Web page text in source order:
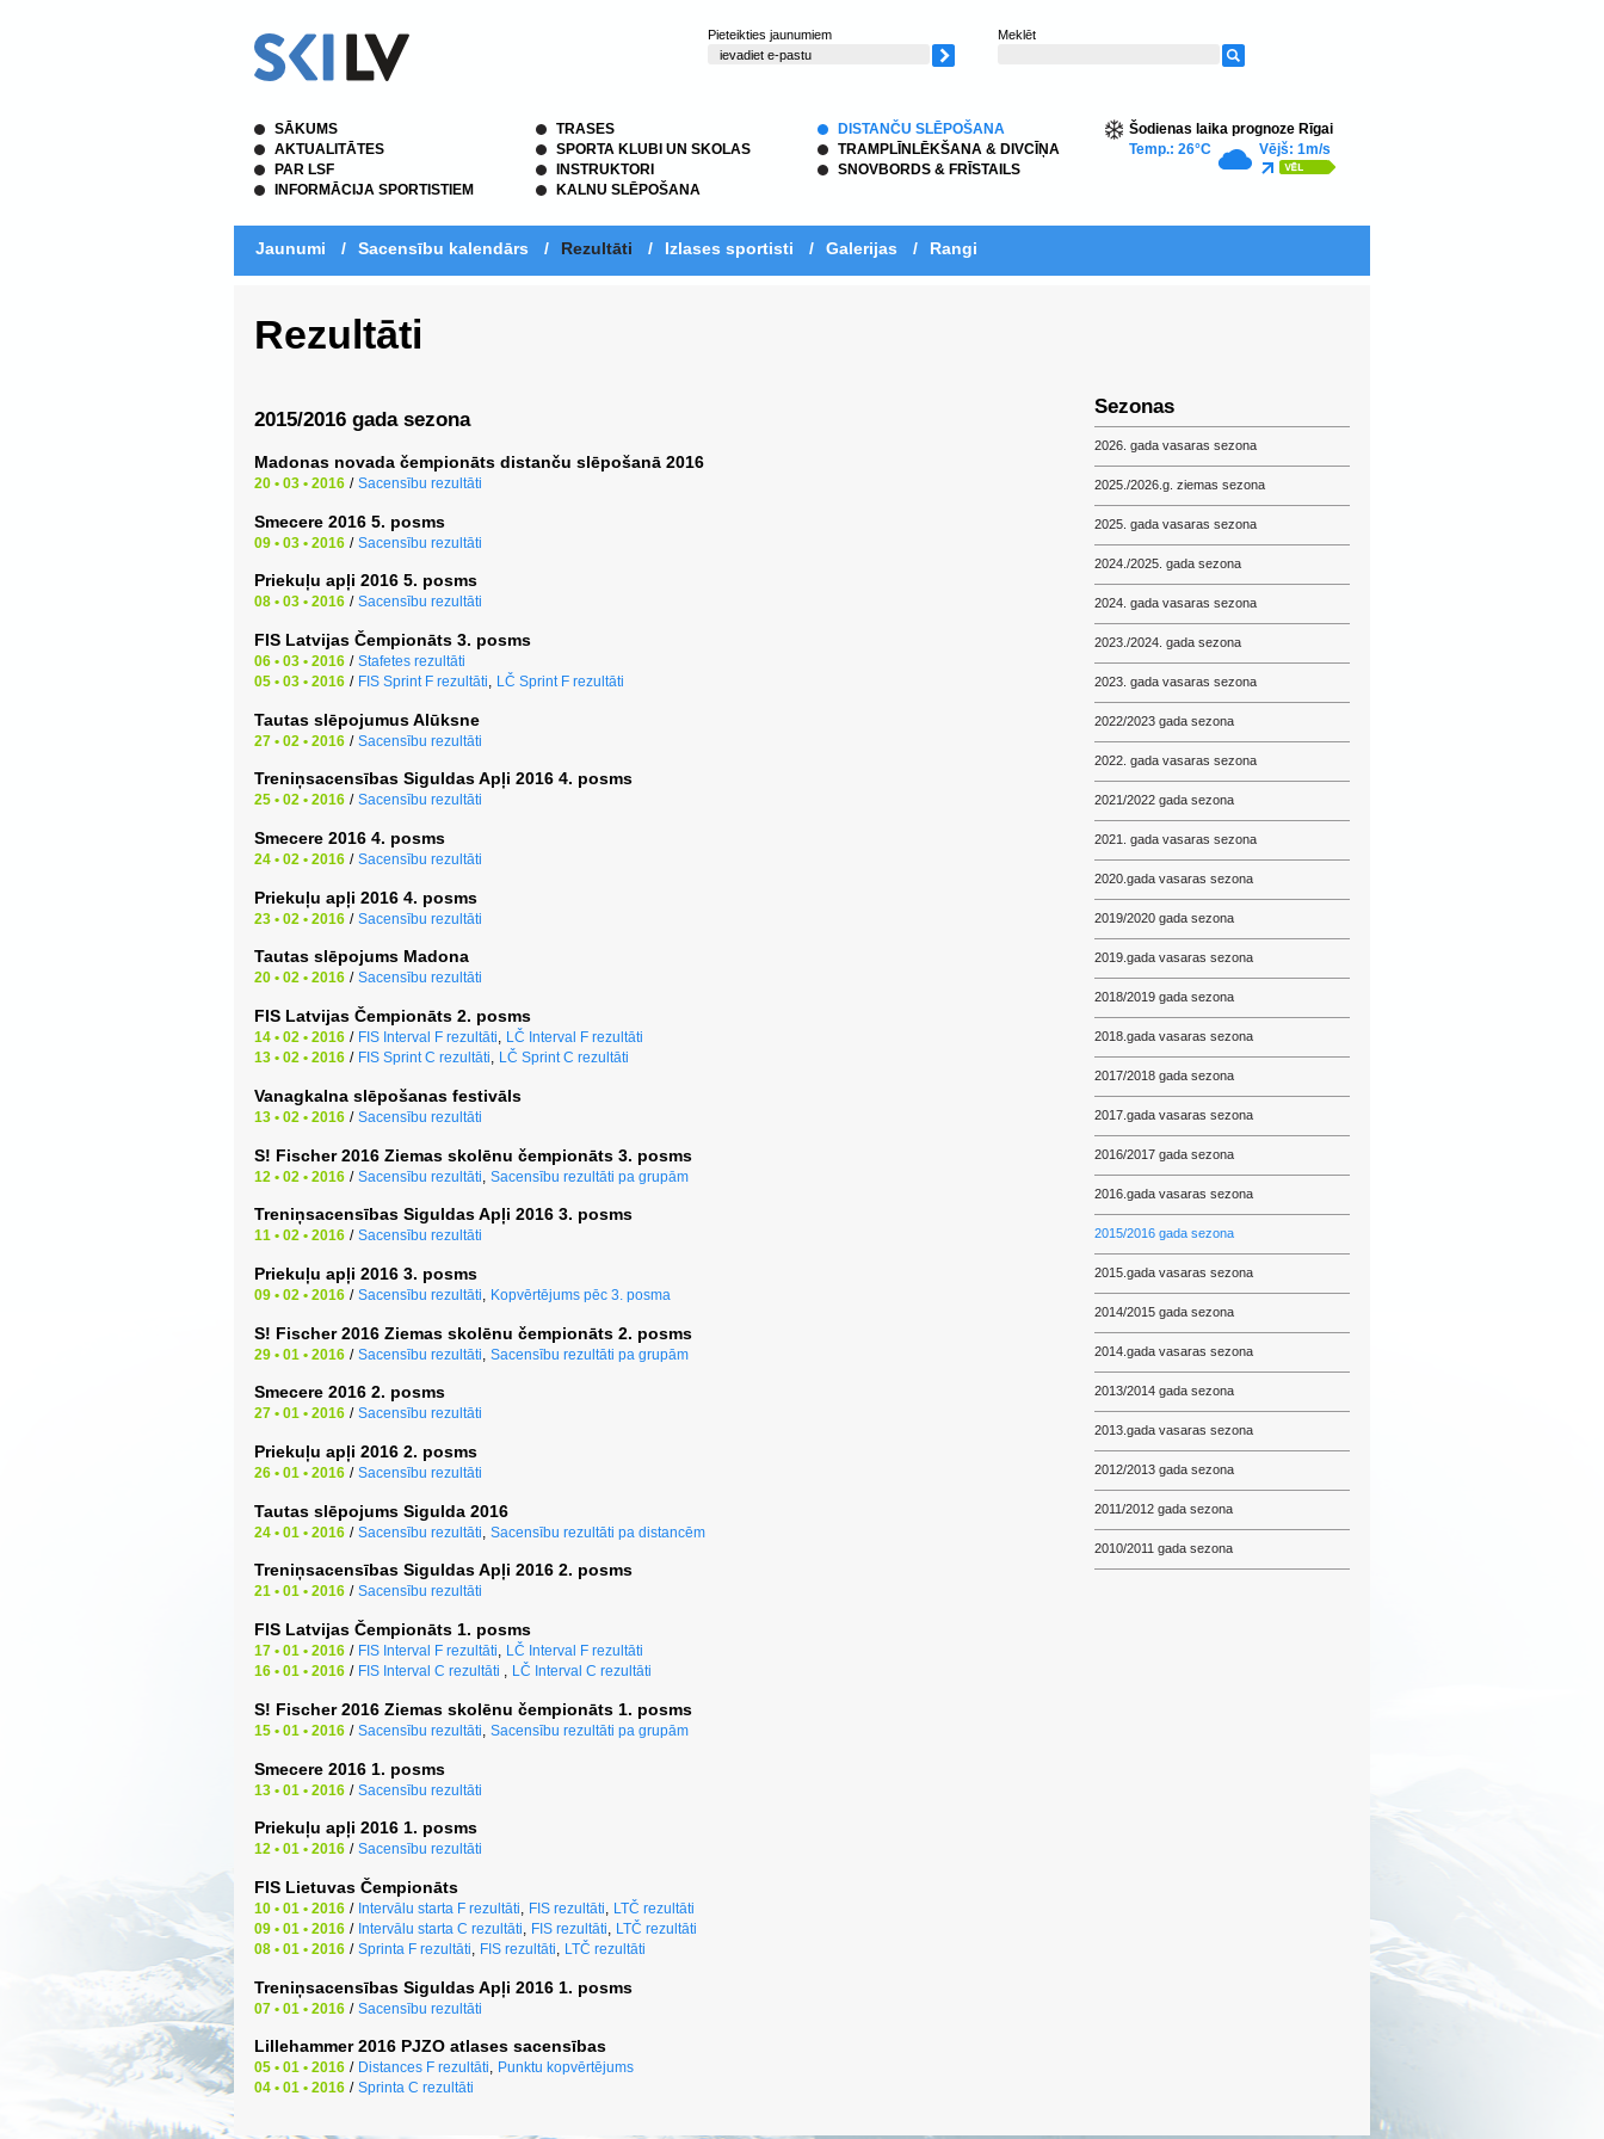
Pieteikties jaunumiem Meklēt
SĀKUMS
AKTUALITĀTES
PAR LSF
INFORMĀCIJA SPORTISTIEM
TRASES
SPORTA KLUBI UN SKOLAS
INSTRUKTORI
KALNU SLĒPOŠANA
DISTANČU SLĒPOŠANA
TRAMPLĪNLĒKŠANA & DIVCĪŅA
SNOVBORDS & FRĪSTAILS
Šodienas laika prognoze Rīgai
Temp.: 26°C
Vējš: 1m/s
Jaunumi / Sacensību kalendārs / Rezultāti / Izlases sportisti / Galerijas / Rangi
Rezultāti
2015/2016 gada sezona
Madonas novada čempionāts distanču slēpošanā 2016
20 • 03 • 2016 / Sacensību rezultāti
Smecere 2016 5. posms
09 • 03 • 2016 / Sacensību rezultāti
Priekuļu apļi 2016 5. posms
08 • 03 • 2016 / Sacensību rezultāti
FIS Latvijas Čempionāts 3. posms
06 • 03 • 2016 / Stafetes rezultāti
05 • 03 • 2016 / FIS Sprint F rezultāti, LČ Sprint F rezultāti
Tautas slēpojumus Alūksne
27 • 02 • 2016 / Sacensību rezultāti
Treniņsacensības Siguldas Apļi 2016 4. posms
25 • 02 • 2016 / Sacensību rezultāti
Smecere 2016 4. posms
24 • 02 • 2016 / Sacensību rezultāti
Priekuļu apļi 2016 4. posms
23 • 02 • 2016 / Sacensību rezultāti
Tautas slēpojums Madona
20 • 02 • 2016 / Sacensību rezultāti
FIS Latvijas Čempionāts 2. posms
14 • 02 • 2016 / FIS Interval F rezultāti, LČ Interval F rezultāti
13 • 02 • 2016 / FIS Sprint C rezultāti, LČ Sprint C rezultāti
Vanagkalna slēpošanas festivāls
13 • 02 • 2016 / Sacensību rezultāti
S! Fischer 2016 Ziemas skolēnu čempionāts 3. posms
12 • 02 • 2016 / Sacensību rezultāti Sacensību rezultāti pa grupām
Treniņsacensības Siguldas Apļi 2016 3. posms
11 • 02 • 2016 / Sacensību rezultāti
Priekuļu apļi 2016 3. posms
09 • 02 • 2016 / Sacensību rezultāti, Kopvērtējums pēc 3. posma
S! Fischer 2016 Ziemas skolēnu čempionāts 2. posms
29 • 01 • 2016 / Sacensību rezultāti Sacensību rezultāti pa grupām
Smecere 2016 2. posms
27 • 01 • 2016 / Sacensību rezultāti
Priekuļu apļi 2016 2. posms
26 • 01 • 2016 / Sacensību rezultāti
Tautas slēpojums Sigulda 2016
24 • 01 • 2016 / Sacensību rezultāti Sacensību rezultāti pa distancēm
Treniņsacensības Siguldas Apļi 2016 2. posms
21 • 01 • 2016 / Sacensību rezultāti
FIS Latvijas Čempionāts 1. posms
17 • 01 • 2016 / FIS Interval F rezultāti, LČ Interval F rezultāti
16 • 01 • 2016 / FIS Interval C rezultāti , LČ Interval C rezultāti
S! Fischer 2016 Ziemas skolēnu čempionāts 1. posms
15 • 01 • 2016 / Sacensību rezultāti, Sacensību rezultāti pa grupām
Smecere 2016 1. posms
13 • 01 • 2016 / Sacensību rezultāti
Priekuļu apļi 2016 1. posms
12 • 01 • 2016 / Sacensību rezultāti
FIS Lietuvas Čempionāts
10 • 01 • 2016 / Intervālu starta F rezultāti, FIS rezultāti, LTČ rezultāti
09 • 01 • 2016 / Intervālu starta C rezultāti, FIS rezultāti, LTČ rezultāti
08 • 01 • 2016 / Sprinta F rezultāti, FIS rezultāti, LTČ rezultāti
Treniņsacensības Siguldas Apļi 2016 1. posms
07 • 01 • 2016 / Sacensību rezultāti
Lillehammer 2016 PJZO atlases sacensības
05 • 01 • 2016 / Distances F rezultāti, Punktu kopvērtējums
04 • 01 • 2016 / Sprinta C rezultāti
Sezonas
2026. gada vasaras sezona
2025./2026.g. ziemas sezona
2025. gada vasaras sezona
2024./2025. gada sezona
2024. gada vasaras sezona
2023./2024. gada sezona
2023. gada vasaras sezona
2022/2023 gada sezona
2022. gada vasaras sezona
2021/2022 gada sezona
2021. gada vasaras sezona
2020.gada vasaras sezona
2019/2020 gada sezona
2019.gada vasaras sezona
2018/2019 gada sezona
2018.gada vasaras sezona
2017/2018 gada sezona
2017.gada vasaras sezona
2016/2017 gada sezona
2016.gada vasaras sezona
2015/2016 gada sezona
2015.gada vasaras sezona
2014/2015 gada sezona
2014.gada vasaras sezona
2013/2014 gada sezona
2013.gada vasaras sezona
2012/2013 gada sezona
2011/2012 gada sezona
2010/2011 gada sezona